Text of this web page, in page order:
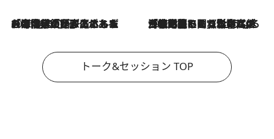
2026.8.3
「今後値上げがあるとすれば…」「リスクがあるのは今年の冬」エネルギー専門家が語る、ホルムズ海峡封鎖が家庭にもたらす“ある心配” 2026.8.3
「住宅建てられない…」「サーチャージ料の高値が続いている」ホルムズ海峡封鎖による影響はいつまで続く？《エネルギー専門家に聞く“どうなる日本の暮らし”》
トーク&セッション TOP